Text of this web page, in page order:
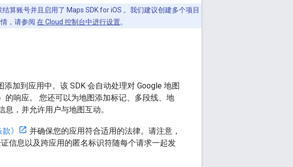
算账号并且启用了 Maps SDK for iOS 。我们建议创建多个项目
，请参阅 在 Cloud 控制台中进行设置。
加到应用中。该 SDK 会自动处理对 Google 地图
响应。 您还可以为地图添加标记、多段线、地
，并允许用户与地图互动。
》
并确保您的应用符合适用的法律。请注意，
信息以及跨应用的匿名标识符随每个请求一起发